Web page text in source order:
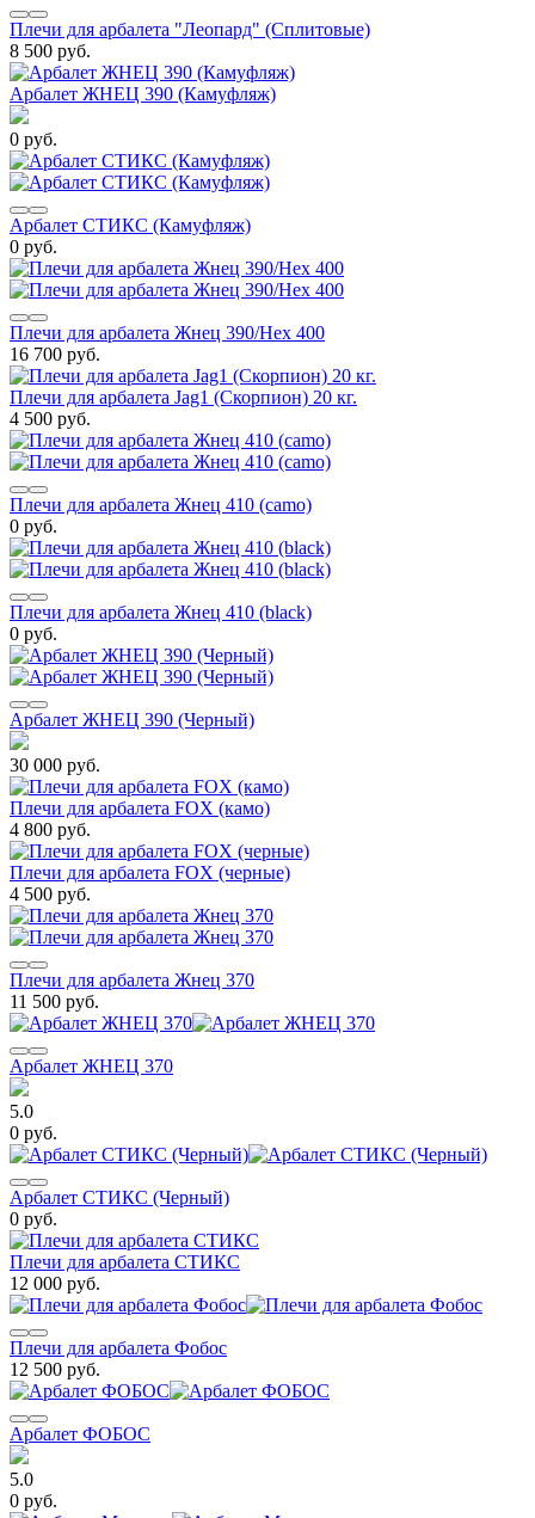
Плечи для арбалета "Леопард" (Сплитовые)
8 500 руб.
Арбалет ЖНЕЦ 390 (Камуфляж)
0 руб.
Арбалет СТИКС (Камуфляж)
0 руб.
Плечи для арбалета Жнец 390/Hex 400
16 700 руб.
Плечи для арбалета Jag1 (Скорпион) 20 кг.
4 500 руб.
Плечи для арбалета Жнец 410 (camo)
0 руб.
Плечи для арбалета Жнец 410 (black)
0 руб.
Арбалет ЖНЕЦ 390 (Черный)
30 000 руб.
Плечи для арбалета FOX (камо)
4 800 руб.
Плечи для арбалета FOX (черные)
4 500 руб.
Плечи для арбалета Жнец 370
11 500 руб.
Арбалет ЖНЕЦ 370
5.0
0 руб.
Арбалет СТИКС (Черный)
0 руб.
Плечи для арбалета СТИКС
12 000 руб.
Плечи для арбалета Фобос
12 500 руб.
Арбалет ФОБОС
5.0
0 руб.